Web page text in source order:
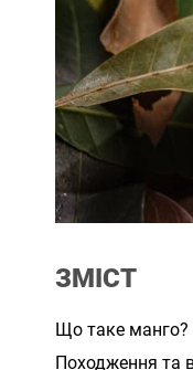
ЗМІСТ
Що таке манго?
Походження та